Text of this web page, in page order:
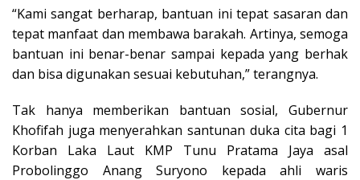
“Kami sangat berharap, bantuan ini tepat sasaran dan
tepat manfaat dan membawa barakah. Artinya, semoga
bantuan ini benar-benar sampai kepada yang berhak
dan bisa digunakan sesuai kebutuhan,” terangnya.
Tak hanya memberikan bantuan sosial, Gubernur
Khofifah juga menyerahkan santunan duka cita bagi 1
Korban Laka Laut KMP Tunu Pratama Jaya asal
Probolinggo Anang Suryono kepada ahli waris